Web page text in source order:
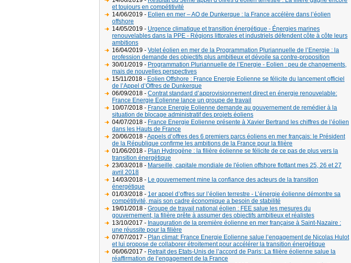
et toujours en compétitivité
14/06/2019 - Eolien en mer – AO de Dunkerque : la France accélère dans l’éolien
offshore
14/05/2019 - Urgence climatique et transition énergétique - Énergies marines
renouvelables dans la PPE - Régions littorales et industriels défendent côte à côte leurs
ambitions
16/04/2019 - Volet éolien en mer de la Programmation Pluriannuelle de l’Energie : la
profession demande des objectifs plus ambitieux et dévoile sa contre-proposition
30/01/2019 - Programmation Pluriannuelle de l’Energie - Eolien : peu de changements,
mais de nouvelles perspectives
15/11/2018 - Eolien Offshore : France Energie Eolienne se félicite du lancement officiel
de l’Appel d’Offres de Dunkerque
06/09/2018 - Contrat standard d’approvisionnement direct en énergie renouvelable:
France Energie Eolienne lance un groupe de travail
10/07/2018 - France Energie Eolienne demande au gouvernement de remédier à la
situation de blocage administratif des projets éoliens
04/07/2018 - France Energie Eolienne présente à Xavier Bertrand les chiffres de l’éolien
dans les Hauts de France
20/06/2018 -Appels d’offres des 6 premiers parcs éoliens en mer français: le Président
de la République confirme les ambitions de la France pour la filière
01/06/2018 - Plan Hydrogène : la filière éolienne se félicite de ce pas de plus vers la
transition énergétique
23/03/2018 - Marseille, capitale mondiale de l'éolien offshore flottant mes 25, 26 et 27
avril 2018
14/03/2018 - Le gouvernement mine la confiance des acteurs de la transition
énergétique
01/03/2018 - 1er appel d’offres sur l’éolien terrestre - L’énergie éolienne démontre sa
compétitivité, mais son cadre économique a besoin de stabilité
19/01/2018 - Groupe de travail national éolien : FEE salue les mesures du
gouvernement, la filière prête à assumer des objectifs ambitieux et réalistes
13/10/2017 - Inauguration de la première éolienne en mer française à Saint-Nazaire :
une réussite pour la filière
07/07/2017 - Plan climat: France Energie Eolienne salue l’engagement de Nicolas Hulot
et lui propose de collaborer étroitement pour accélérer la transition énergétique
06/06/2017 - Retrait des Etats-Unis de l’accord de Paris: La filière éolienne salue la
réaffirmation de l’engagement de la France